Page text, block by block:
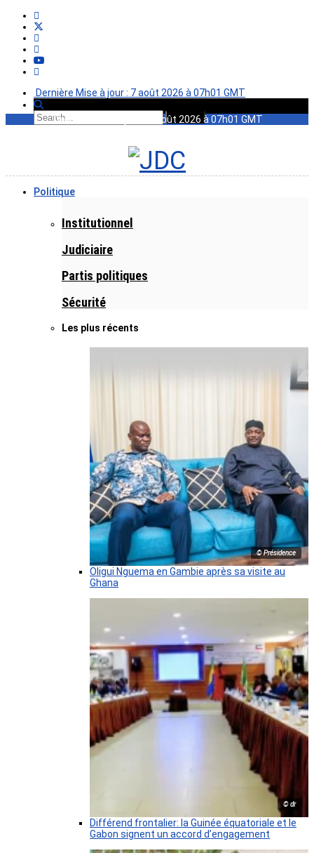
Dernière Mise à jour : 7 août 2026 à 07h01 GMT
Dernière Mise à jour : 7 août 2026 à 07h01 GMT
Politique
Institutionnel
Judiciaire
Partis politiques
Sécurité
Les plus récents
© Présidence
Oligui Nguema en Gambie après sa visite au
Ghana
© dr
Différend frontalier: la Guinée équatoriale et le
Gabon signent un accord d’engagement